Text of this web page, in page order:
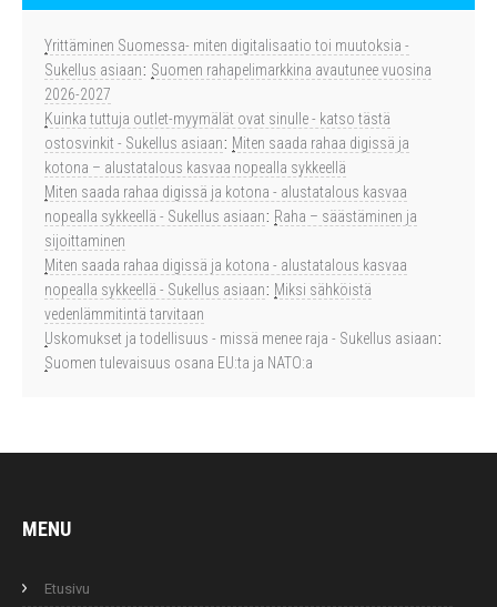
Yrittäminen Suomessa- miten digitalisaatio toi muutoksia -
Sukellus asiaan: Suomen rahapelimarkkina avautunee vuosina
2026-2027
Kuinka tuttuja outlet-myymälät ovat sinulle - katso tästä
ostosvinkit - Sukellus asiaan: Miten saada rahaa digissä ja
kotona – alustatalous kasvaa nopealla sykkeellä
Miten saada rahaa digissä ja kotona - alustatalous kasvaa
nopealla sykkeellä - Sukellus asiaan: Raha – säästäminen ja
sijoittaminen
Miten saada rahaa digissä ja kotona - alustatalous kasvaa
nopealla sykkeellä - Sukellus asiaan: Miksi sähköistä
vedenlämmitintä tarvitaan
Uskomukset ja todellisuus - missä menee raja - Sukellus asiaan:
Suomen tulevaisuus osana EU:ta ja NATO:a
MENU
Etusivu